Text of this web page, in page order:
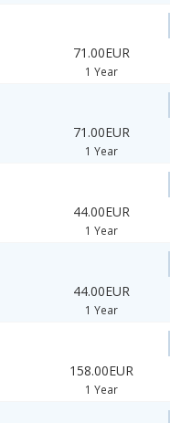
71.00EUR
1 Year
71.00EUR
1 Year
44.00EUR
1 Year
44.00EUR
1 Year
158.00EUR
1 Year